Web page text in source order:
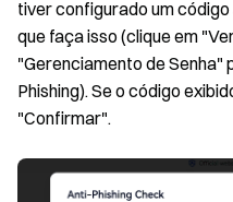
tiver configurado um
que faça isso (clique em
"Gerenciamento de Senha"
Phishing). Se o código
"Confirmar".